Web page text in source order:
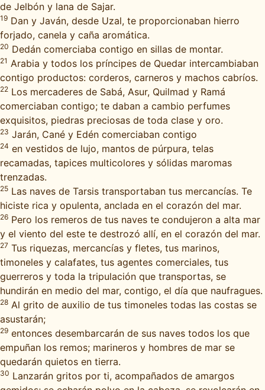
de Jelbón y lana de Sajar.
19 Dan y Javán, desde Uzal, te proporcionaban hierro
forjado, canela y caña aromática.
20 Dedán comerciaba contigo en sillas de montar.
21 Arabia y todos los príncipes de Quedar intercambiaban
contigo productos: corderos, carneros y machos cabríos.
22 Los mercaderes de Sabá, Asur, Quilmad y Ramá
comerciaban contigo; te daban a cambio perfumes
exquisitos, piedras preciosas de toda clase y oro.
23 Jarán, Cané y Edén comerciaban contigo
24 en vestidos de lujo, mantos de púrpura, telas
recamadas, tapices multicolores y sólidas maromas
trenzadas.
25 Las naves de Tarsis transportaban tus mercancías. Te
hiciste rica y opulenta, anclada en el corazón del mar.
26 Pero los remeros de tus naves te condujeron a alta mar
y el viento del este te destrozó allí, en el corazón del mar.
27 Tus riquezas, mercancías y fletes, tus marinos,
timoneles y calafates, tus agentes comerciales, tus
guerreros y toda la tripulación que transportas, se
hundirán en medio del mar, contigo, el día que naufragues.
28 Al grito de auxilio de tus timoneles todas las costas se
asustarán;
29 entonces desembarcarán de sus naves todos los que
empuñan los remos; marineros y hombres de mar se
quedarán quietos en tierra.
30 Lanzarán gritos por ti, acompañados de amargos